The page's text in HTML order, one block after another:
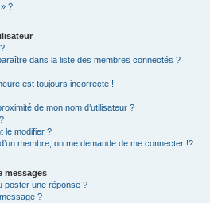
?
dans la liste des membres connectés ?
est toujours incorrecte !
de mon nom d’utilisateur ?
le modifier ?
membre, on me demande de me connecter !?
messages
poster une réponse ?
?